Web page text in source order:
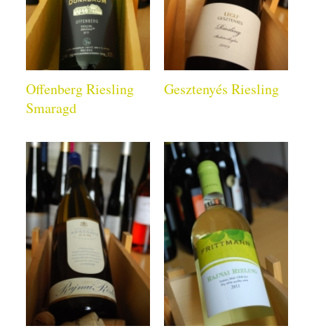
Offenberg Riesling
Smaragd
Gesztenyés Riesling